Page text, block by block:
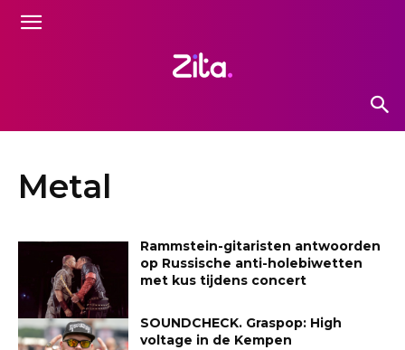
Metal
Rammstein-gitaristen antwoorden
op Russische anti-holebiwetten
met kus tijdens concert
SOUNDCHECK. Graspop: High
voltage in de Kempen